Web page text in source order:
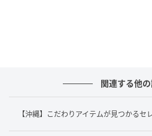
関連する他
【沖縄】こだわりアイテムが見つかるセ